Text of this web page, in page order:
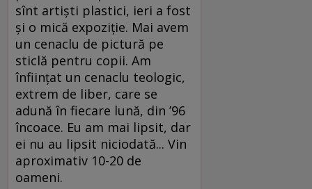
sînt artişti plastici, ieri a fost
şi o mică expoziţie. Mai avem
un cenaclu de pictură pe
sticlă pentru copii. Am
înfiinţat un cenaclu teologic,
extrem de liber, care se
adună în fiecare lună, din ’96
încoace. Eu am mai lipsit, dar
ei nu au lipsit niciodată... Vin
aproximativ 10-20 de
oameni.